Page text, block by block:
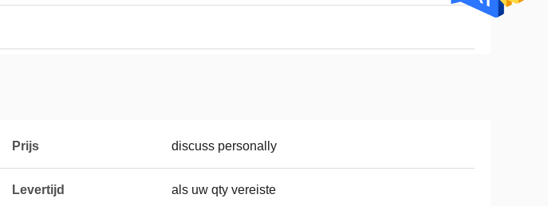
Prijs discuss personally
Levertijd als uw qty vereiste